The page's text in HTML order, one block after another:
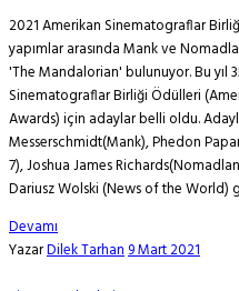
2021 Amerikan Sinematograflar
yapımlar arasında Mank ve
'The Mandalorian' bulunuyor. Bu yıl
Sinematograflar Birliği Ödülleri
Awards) için adaylar belli oldu.
Messerschmidt(Mank), Phedon
7), Joshua James
Dariusz Wolski (News of the World)
Devamı
YazarDilek Tarhan9 Mart 2021